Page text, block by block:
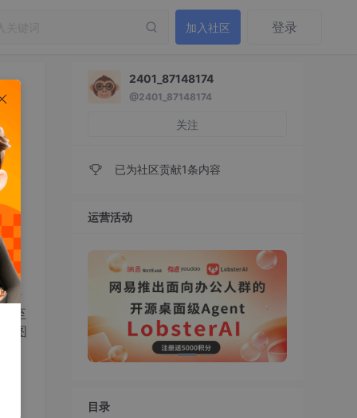
加入社区 登录
至
图
2401_87148174
@2401_87148174
关注
已为社区贡献1条内容
运营活动
目录